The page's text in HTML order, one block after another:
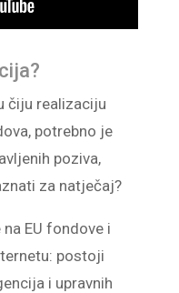
čiju realizaciju
potrebno je
poziva,
za natječaj?
EU fondove i
postoji
i upravnih